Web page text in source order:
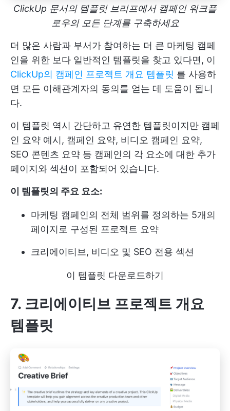
ClickUp 문서의 템플릿 브리프에서 캠페인 워크플
로우의 모든 단계를 구축하세요
더 많은 사람과 부서가 참여하는 더 큰 마케팅 캠페
인을 위한 보다 일반적인 템플릿을 찾고 있다면, 이
ClickUp의 캠페인 프로젝트 개요 템플릿 를 사용하
면 모든 이해관계자의 동의를 얻는 데 도움이 됩니
다.
이 템플릿 역시 간단하고 유연한 템플릿이지만 캠페
인 요약 예시, 캠페인 요약, 비디오 캠페인 요약,
SEO 콘텐츠 요약 등 캠페인의 각 요소에 대한 추가
페이지와 섹션이 포함되어 있습니다.
이 템플릿의 주요 요소:
마케팅 캠페인의 전체 범위를 정의하는 5개의
페이지로 구성된 프로젝트 요약
크리에이티브, 비디오 및 SEO 전용 섹션
이 템플릿 다운로드하기
7. 크리에이티브 프로젝트 개요
템플릿